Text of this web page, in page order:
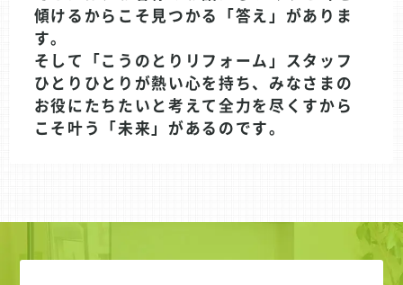
傾けるからこそ見つかる「答え」がありま
す。
そして「こうのとりリフォーム」スタッフ
ひとりひとりが熱い心を持ち、みなさまの
お役にたちたいと考えて全力を尽くすから
こそ叶う「未来」があるのです。